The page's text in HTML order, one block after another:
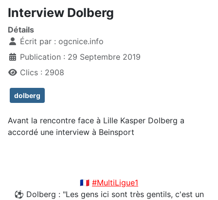
Interview Dolberg
Détails
Écrit par : ogcnice.info
Publication : 29 Septembre 2019
Clics : 2908
dolberg
Avant la rencontre face à Lille Kasper Dolberg a
accordé une interview à Beinsport
🇫🇷 #MultiLigue1
⚽️ Dolberg : "Les gens ici sont très gentils, c'est un